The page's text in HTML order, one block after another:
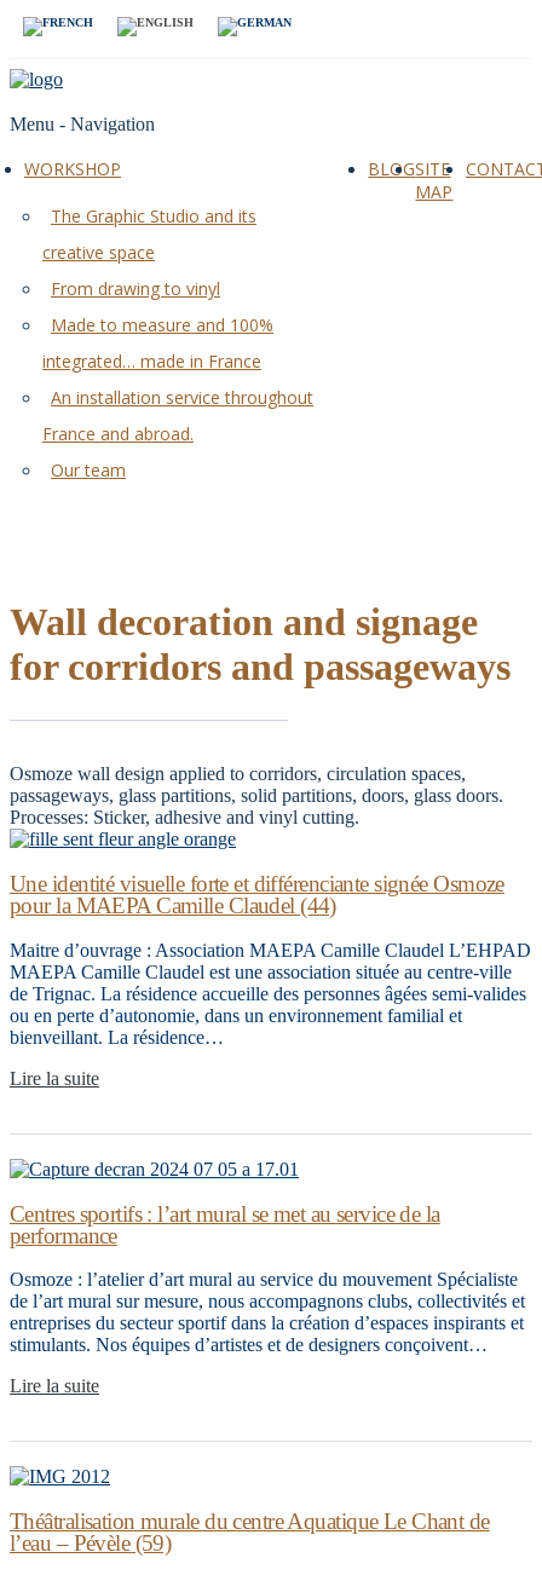
Menu - Navigation
WORKSHOP
The Graphic Studio and its
creative space
From drawing to vinyl
Made to measure and 100%
integrated… made in France
An installation service throughout
France and abroad.
Our team
BLOGSITE
MAP
Wall decoration and signage
for corridors and passageways
Osmoze wall design applied to corridors, circulation spaces,
passageways, glass partitions, solid partitions, doors, glass doors.
Processes: Sticker, adhesive and vinyl cutting.
Une identité visuelle forte et différenciante signée Osmoze
pour la MAEPA Camille Claudel (44)
Maitre d’ouvrage : Association MAEPA Camille Claudel L’EHPAD
MAEPA Camille Claudel est une association située au centre-ville
de Trignac. La résidence accueille des personnes âgées semi-valides
ou en perte d’autonomie, dans un environnement familial et
bienveillant. La résidence…
Lire la suite
Centres sportifs : l’art mural se met au service de la
performance
Osmoze : l’atelier d’art mural au service du mouvement Spécialiste
de l’art mural sur mesure, nous accompagnons clubs, collectivités et
entreprises du secteur sportif dans la création d’espaces inspirants et
stimulants. Nos équipes d’artistes et de designers conçoivent…
Lire la suite
Théâtralisation murale du centre Aquatique Le Chant de
l’eau – Pévèle (59)